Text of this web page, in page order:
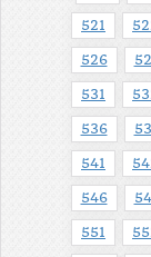
521
526
531
536
541
546
551